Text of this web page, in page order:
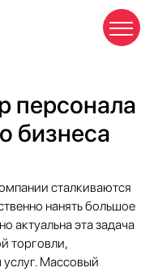
персонала
бизнеса
сталкиваются
нанять большое
актуальна эта задача
торговли,
услуг. Массовый